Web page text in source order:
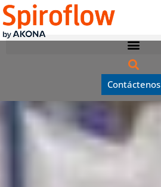
Contáctenos